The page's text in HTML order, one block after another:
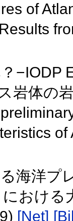
of
−IODP
岩体の
海洋プ
おけ
[Net]